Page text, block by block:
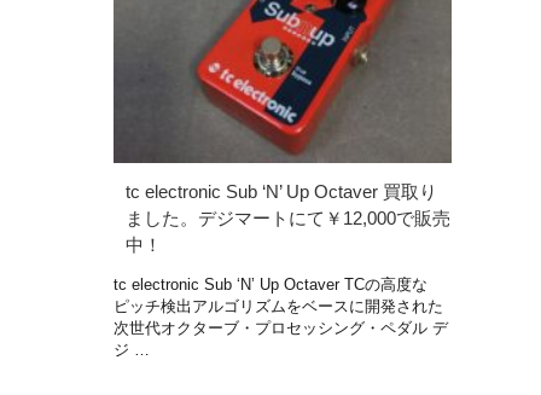
tc electronic Sub ‘N’ Up Octaver 買取り
ました。デジマートにて￥12,000で販売
中！
tc electronic Sub ‘N’ Up Octaver TCの高度な
ピッチ検出アルゴリズムをベースに開発された
次世代オクターブ・プロセッシング・ペダル デ
ジ …